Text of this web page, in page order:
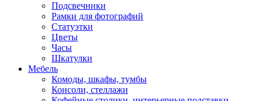
Подсвечники
Рамки для фотографий
Статуэтки
Цветы
Часы
Шкатулки
Мебель
Комоды, шкафы, тумбы
Консоли, стеллажи